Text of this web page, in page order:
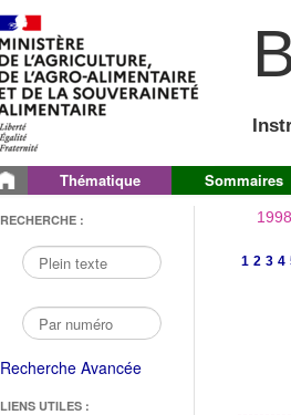
Thématique Sommaires
RECHERCHE :
Recherche Avancée
LIENS UTILES :
1998
1 2 3 4